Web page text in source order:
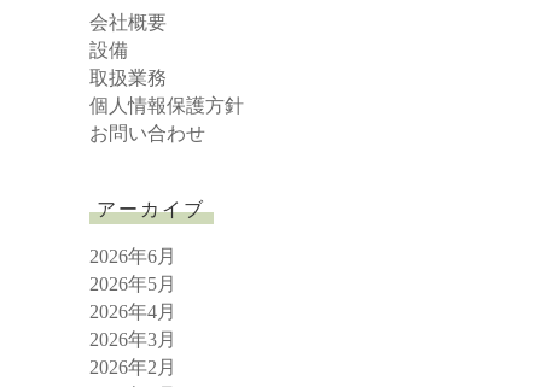
h
会社概要
設備
取扱業務
個人情報保護方針
お問い合わせ
アーカイブ
2026年6月
2026年5月
2026年4月
2026年3月
2026年2月